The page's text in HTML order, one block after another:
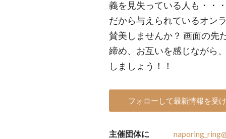
義を見失っている人も・・
だから与えられているオン
賛美しませんか？ 画面の先
締め、お互いを感じながら
しましょう！！
フォローして最新情報を受
主催団体に